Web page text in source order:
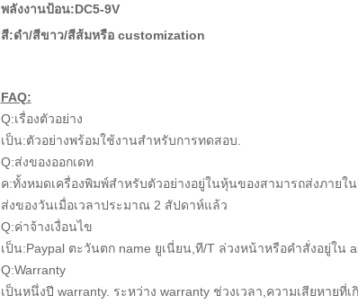
พลังงานป้อน:DC5-9V
สี:ดำ/สีขาว/สีส้มหรือ customization
FAQ:
Q:เรื่องตัวอย่าง
เป็น:ตัวอย่างพร้อมใช้งานสำหรับการทดสอบ.
Q:ส่งของออกเดท
ค:ทั้งหมดเครื่องพิมพ์สำหรับตัวอย่างอยู่ในหุ้นของสามารถส่งภาย
ส่งของวันเมื่อเวลาประมาณ 2 สัปดาห์แล้ว
Q:ค่าจ้างเงื่อนไข
เป็น:Paypal ตะวันตก name ยูเนี่ยน,ที/T ล่วงหน้าหรือคำสั่งอยู่ใน
Q:Warranty
เป็นหนึ่งปี warranty. ระหว่าง warranty ช่วงเวลา,ความเสียหาย